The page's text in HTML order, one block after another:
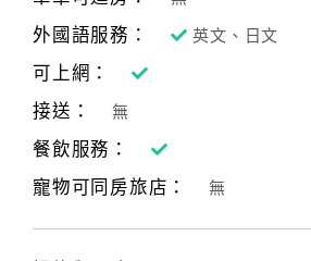
外國語服務： 英文、日文
可上網：
接送：
無
餐飲服務：
寵物可同房旅店：
無